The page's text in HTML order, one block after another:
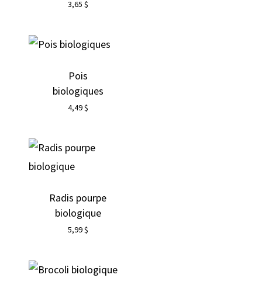
3,65 $
Pois
biologiques
4,49$
Radis pourpe
biologique
5,99$